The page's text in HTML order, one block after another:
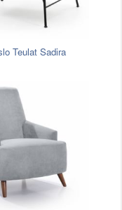
Teulat Sadira